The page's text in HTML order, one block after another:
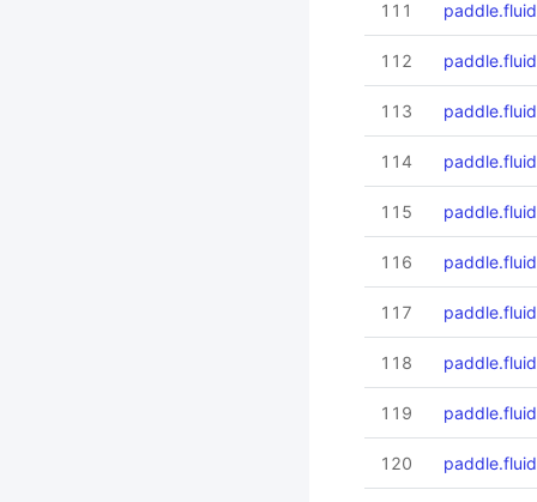
111
112
113
114
115
116
117
118
119
120